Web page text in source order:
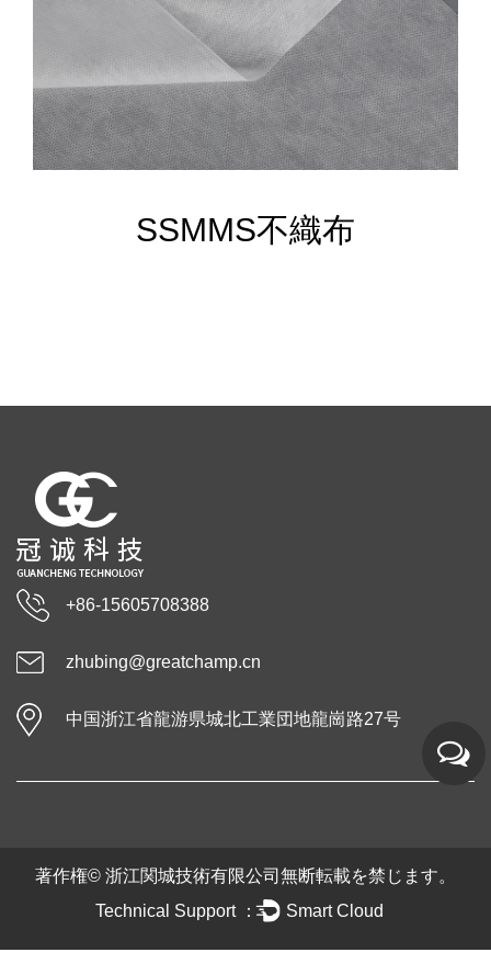
SSMMS不織布
+86-15605708388
zhubing@greatchamp.cn
中国浙江省龍游県城北工業団地龍崗路27号
著作権© 浙江関城技術有限公司 無断転載を禁じます。
Technical Support ： Smart Cloud